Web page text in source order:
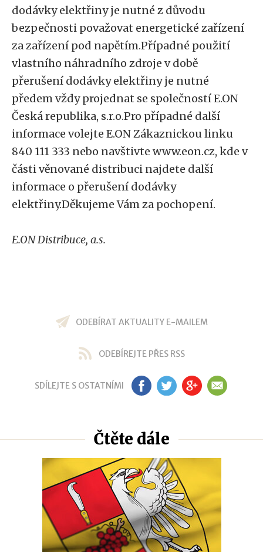
dodávky elektřiny je nutné z důvodu
bezpečnosti považovat energetické zařízení
za zařízení pod napětím.Případné použití
vlastního náhradního zdroje v době
přerušení dodávky elektřiny je nutné
předem vždy projednat se společností E.ON
Česká republika, s.r.o.Pro případné další
informace volejte E.ON Zákaznickou linku
840 111 333 nebo navštivte www.eon.cz, kde v
části věnované distribuci najdete další
informace o přerušení dodávky
elektřiny.Děkujeme Vám za pochopení.
E.ON Distribuce, a.s.
ODEBÍRAT AKTUALITY E-MAILEM
ODEBÍREJTE PŘES RSS
SDÍLEJTE S OSTATNÍMI FB TW GP EM
Čtěte dále